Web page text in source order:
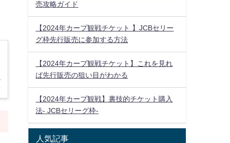
売攻略ガイド
【2024年カープ観戦チケット 】JCBセリー
グ枠先行販売に参加する方法
【2024年カープ観戦チケット】これを見れ
ば先行販売の狙い目がわかる
【2024年カープ観戦】裏技的チケット購入
法- JCBセリーグ枠-
人気記事